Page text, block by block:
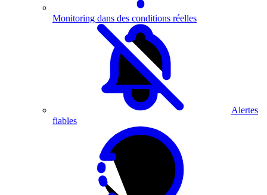
Monitoring dans des conditions réelles
Alertes
fiables